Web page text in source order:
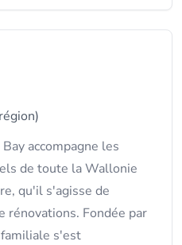
accompagne les
de toute la Wallonie
qu'il s'agisse de
rénovations. Fondée par
s'est